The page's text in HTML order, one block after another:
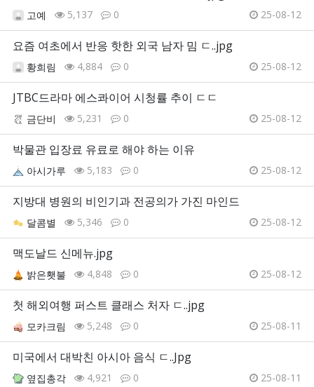
고예 5,137 0 25-08-12
요즘 여초에서 반응 핫한 외국 남자 밈 ㄷ..jpg
황희림 4,884 0 25-08-12
JTBC드라마 에스콰이어 시청률 추이 ㄷㄷ
금단비 5,231 0 25-08-12
박물관 입장료 유료로 해야 하는 이유
아시가루 5,183 0 25-08-12
지방대 병원의 비인기과 전공의가 가진 마인드
달콤별 5,346 0 25-08-12
맥도날드 신메뉴.jpg
밝은횃불 4,848 0 25-08-12
첫 해외여행 퍼스트 클래스 처자 ㄷ..jpg
모카크림 5,248 0 25-08-11
미국에서 대박친 아시아 음식 ㄷ..Jpg
옆집총각 4,921 0 25-08-11